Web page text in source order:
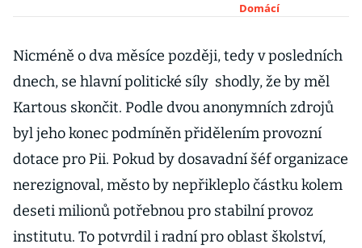
opozičnímu
vyslovení
nedůvěry,
jednání trvalo
přes 22 hodin
Domácí
Nicméně o dva měsíce později, tedy v posledních
dnech, se hlavní politické síly shodly, že by měl
Kartous skončit. Podle dvou anonymních zdrojů
byl jeho konec podmíněn přidělením provozní
dotace pro Pii. Pokud by dosavadní šéf organizace
nerezignoval, město by nepřikleplo částku kolem
deseti milionů potřebnou pro stabilní provoz
institutu. To potvrdil i radní pro oblast školství,